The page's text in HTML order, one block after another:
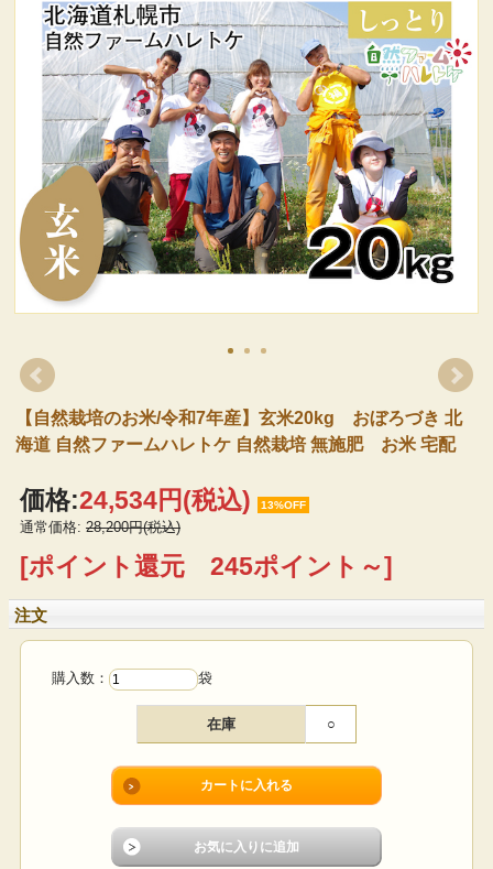
【自然栽培のお米/令和7年産】玄米20kg おぼろづき 北
海道 自然ファームハレトケ 自然栽培 無施肥 お米 宅配
価格:24,534円(税込) 13%OFF
通常価格: 28,200円(税込)
[ポイント還元 245ポイント～]
注文
購入数： 袋
在庫 ○